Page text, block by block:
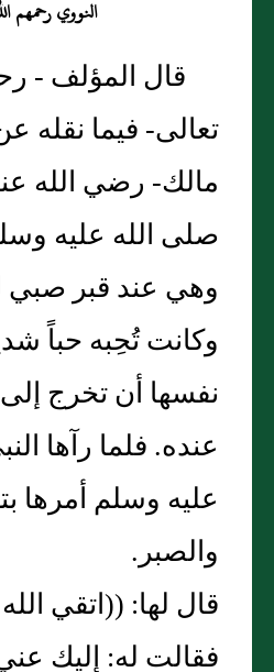
النووي رحمهم
قال المؤلف -
تعالى- فيما نقله
مالك- رضي الله
صلى الله عليه
وهي عند قبر صبي
وكانت تُحِبه حباً
نفسها أن تخرج
عنده. فلما رآها
عليه وسلم أمرها
والصبر.
قال لها: ((اتقي
فقالت له: إليك